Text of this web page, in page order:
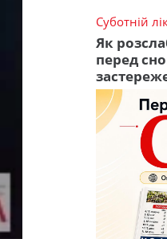
Суботній
Як
перед